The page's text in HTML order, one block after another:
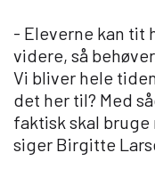
- Eleverne kan tit
videre, så
Vi bliver hele
det her til? Med
faktisk skal
siger Birgitte